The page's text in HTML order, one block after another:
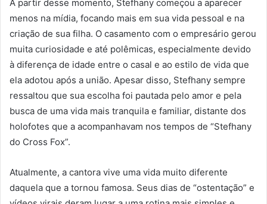
A partir desse momento, Stefhany começou a aparecer
menos na mídia, focando mais em sua vida pessoal e na
criação de sua filha. O casamento com o empresário gerou
muita curiosidade e até polêmicas, especialmente devido
à diferença de idade entre o casal e ao estilo de vida que
ela adotou após a união. Apesar disso, Stefhany sempre
ressaltou que sua escolha foi pautada pelo amor e pela
busca de uma vida mais tranquila e familiar, distante dos
holofotes que a acompanhavam nos tempos de “Stefhany
do Cross Fox”.
Atualmente, a cantora vive uma vida muito diferente
daquela que a tornou famosa. Seus dias de “ostentação” e